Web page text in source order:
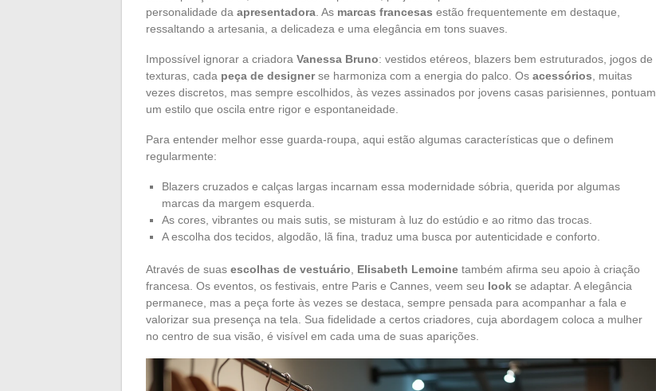
personalidade da apresentadora . As marcas francesas estão frequentemente em destaque,
ressaltando a artesania, a delicadeza e uma elegância em tons suaves.
Impossível ignorar a criadora Vanessa Bruno: vestidos etéreos, blazers bem estruturados, jogos de
texturas, cada peça de designerse harmoniza com a energia do palco. Os acessórios , muitas
vezes discretos, mas sempre escolhidos, às vezes assinados por jovens casas parisiennes, pontuam
um estilo que oscila entre rigor e espontaneidade.
Para entender melhor esse guarda-roupa, aqui estão algumas características que o definem
regularmente:
Blazers cruzados e calças largas incarnam essa modernidade sóbria, querida por algumas
marcas da margem esquerda.
As cores, vibrantes ou mais sutis, se misturam à luz do estúdio e ao ritmo das trocas.
A escolha dos tecidos, algodão, lã fina, traduz uma busca por autenticidade e conforto.
Através de suas escolhas de vestuário Elisabeth Lemoine também afirma seu apoio à criação
francesa. Os eventos, os festivais, entre Paris e Cannes, veem seu look se adaptar. A elegância
permanece, mas a peça forte às vezes se destaca, sempre pensada para acompanhar a fala e
valorizar sua presença na tela. Sua fidelidade a certos criadores, cuja abordagem coloca a mulher
no centro de sua visão, é visível em cada uma de suas aparições.